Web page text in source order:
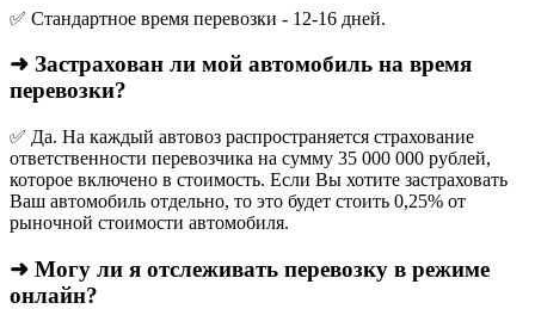
✅ Стандартное время перевозки - 12-16 дней.
➜ Застрахован ли мой автомобиль на время
перевозки?
✅ Да. На каждый автовоз распространяется страхование
ответственности перевозчика на сумму 35 000 000 рублей,
которое включено в стоимость. Если Вы хотите застраховать
Ваш автомобиль отдельно, то это будет стоить 0,25% от
рыночной стоимости автомобиля.
➜ Могу ли я отслеживать перевозку в режиме
онлайн?